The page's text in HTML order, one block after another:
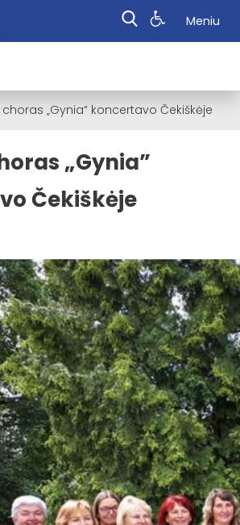
Meniu
„Gynia“ koncertavo Čekiškėje
„Gynia”
Čekiškėje